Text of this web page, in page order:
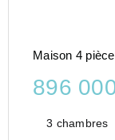
Maison 4
896
3 chambres